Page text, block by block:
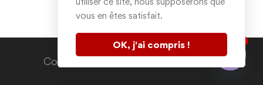
Copyright © 2020. All rights reserved.
vous en êtes satisfait.
OK, j'ai compris !
Contactez nous